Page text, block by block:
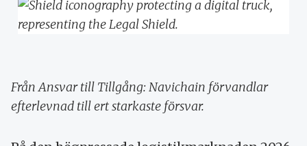
Från Ansvar till Tillgång: Navichain förvandlar
efterlevnad till ert starkaste försvar.